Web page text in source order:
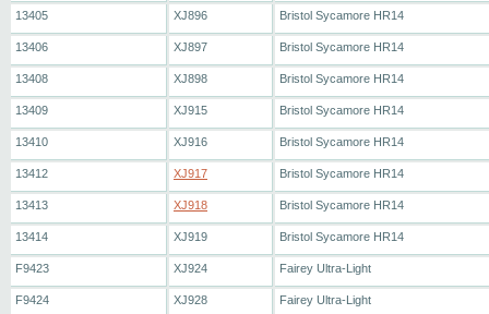
13405 XJ896 Bristol Sycamore HR14
13406 XJ897 Bristol Sycamore HR14
13408 XJ898 Bristol Sycamore HR14
13409 XJ915 Bristol Sycamore HR14
13410 XJ916 Bristol Sycamore HR14
13412 XJ917 Bristol Sycamore HR14
13413 XJ918 Bristol Sycamore HR14
13414 XJ919 Bristol Sycamore HR14
F9423 XJ924 Fairey Ultra-Light
F9424 XJ928 Fairey Ultra-Light